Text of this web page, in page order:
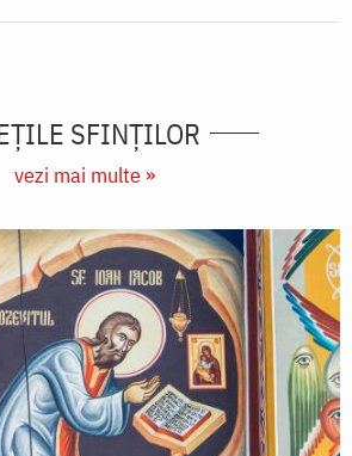
SFINŢILOR
vezi mai multe »